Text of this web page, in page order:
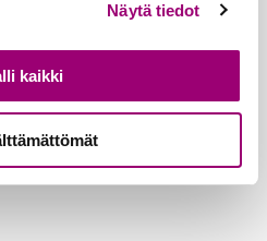
Näytä tiedot
kaikki
19500236